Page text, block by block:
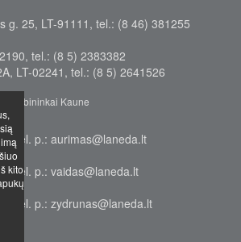
g. 25, LT-91111, tel.: (8 46) 381255
tel.: (8 5) 2383382
LT-02241, tel.: (8 5) 2641526
vadybininkai Kaune
el. p.: aurimas@laneda.lt
el. p.: vaidas@laneda.lt
el. p.: zydrunas@laneda.lt
kito